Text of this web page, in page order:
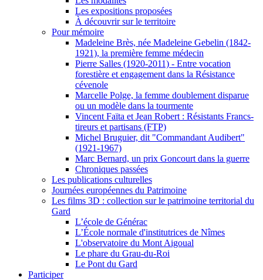
Les expositions proposées
À découvrir sur le territoire
Pour mémoire
Madeleine Brès, née Madeleine Gebelin (1842-
1921), la première femme médecin
Pierre Salles (1920-2011) - Entre vocation
forestière et engagement dans la Résistance
cévenole
Marcelle Polge, la femme doublement disparue
ou un modèle dans la tourmente
Vincent Faïta et Jean Robert : Résistants Francs-
tireurs et partisans (FTP)
Michel Bruguier, dit "Commandant Audibert"
(1921-1967)
Marc Bernard, un prix Goncourt dans la guerre
Chroniques passées
Les publications culturelles
Journées européennes du Patrimoine
Les films 3D : collection sur le patrimoine territorial du
Gard
L’école de Générac
L’École normale d'institutrices de Nîmes
L'observatoire du Mont Aigoual
Le phare du Grau-du-Roi
Le Pont du Gard
Participer